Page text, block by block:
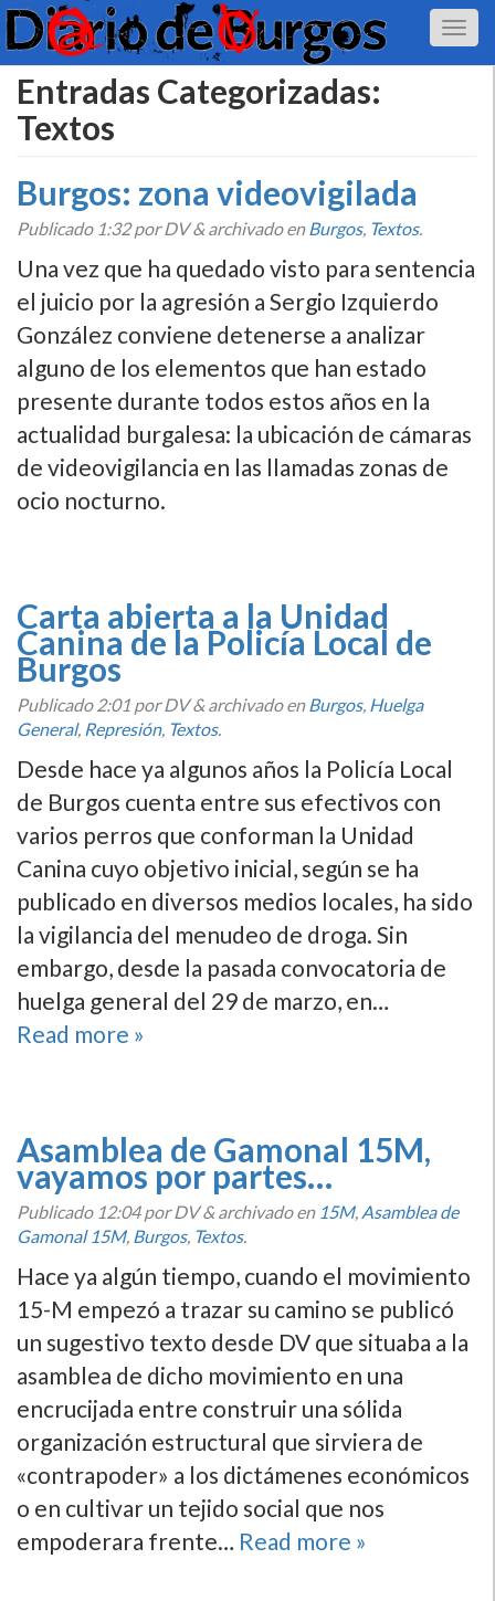
Entradas Categorizadas:
Textos
Burgos: zona videovigilada
Publicado 1:32por DV&archivado enBurgos, Textos.
Una vez que ha quedado visto para sentencia
el juicio por la agresión a Sergio Izquierdo
González conviene detenerse a analizar
alguno de los elementos que han estado
presente durante todos estos años en la
actualidad burgalesa: la ubicación de cámaras
de videovigilancia en las llamadas zonas de
ocio nocturno.
Carta abierta a la Unidad
Canina de la Policí­a Local de
Burgos
Publicado2:01 por DV&archivado enBurgos, Huelga
General, Represión, Textos.
Desde hace ya algunos años la Policí­a Local
de Burgos cuenta entre sus efectivos con
varios perros que conforman la Unidad
Canina cuyo objetivo inicial, según se ha
publicado en diversos medios locales, ha sido
la vigilancia del menudeo de droga. Sin
embargo, desde la pasada convocatoria de
huelga general del 29 de marzo, en…
Read more »
Asamblea de Gamonal 15M,
vayamos por partes…
Publicado 12:04por DV&archivado en 15M, Asamblea de
Gamonal 15M, Burgos, Textos.
Hace ya algún tiempo, cuando el movimiento
15-M empezó a trazar su camino se publicó
un sugestivo texto desde DV que situaba a la
asamblea de dicho movimiento en una
encrucijada entre construir una sólida
organización estructural que sirviera de
«contrapoder» a los dictámenes económicos
o en cultivar un tejido social que nos
empoderara frente… Read more »